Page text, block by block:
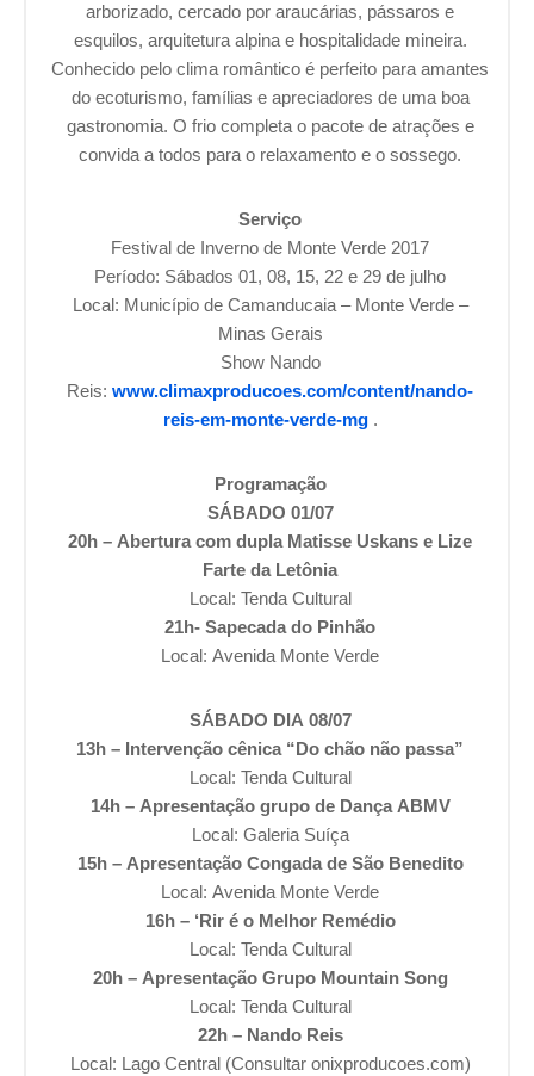
arborizado, cercado por araucárias, pássaros e
esquilos, arquitetura alpina e hospitalidade mineira.
Conhecido pelo clima romântico é perfeito para amantes
do ecoturismo, famílias e apreciadores de uma boa
gastronomia. O frio completa o pacote de atrações e
convida a todos para o relaxamento e o sossego.
Serviço
Festival de Inverno de Monte Verde 2017
Período: Sábados 01, 08, 15, 22 e 29 de julho
Local: Município de Camanducaia – Monte Verde –
Minas Gerais
Show Nando
Reis: www.climaxproducoes.com/content/nando-
reis-em-monte-verde-mg.
Programação
SÁBADO 01/07
20h – Abertura com dupla Matisse Uskans e Lize
Farte da Letônia
Local: Tenda Cultural
21h- Sapecada do Pinhão
Local: Avenida Monte Verde
SÁBADO DIA 08/07
13h – Intervenção cênica “Do chão não passa”
Local: Tenda Cultural
14h – Apresentação grupo de Dança ABMV
Local: Galeria Suíça
15h – Apresentação Congada de São Benedito
Local: Avenida Monte Verde
16h – ‘Rir é o Melhor Remédio
Local: Tenda Cultural
20h – Apresentação Grupo Mountain Song
Local: Tenda Cultural
22h – Nando Reis
Local: Lago Central (Consultar onixproducoes.com)